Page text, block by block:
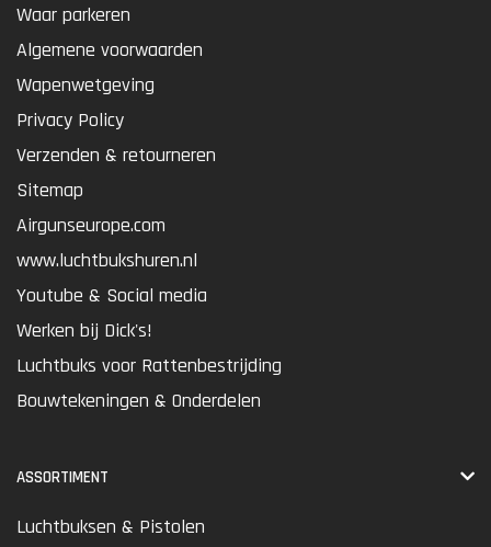
Waar parkeren
Algemene voorwaarden
Wapenwetgeving
Privacy Policy
Verzenden & retourneren
Sitemap
Airgunseurope.com
www.luchtbukshuren.nl
Youtube & Social media
Werken bij Dick's!
Luchtbuks voor Rattenbestrijding
Bouwtekeningen & Onderdelen
ASSORTIMENT
Luchtbuksen & Pistolen